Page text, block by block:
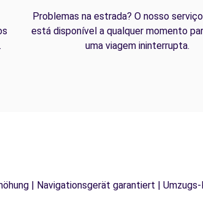
Problemas na estrada? O nosso
está disponível a qualquer momento
uma viagem ininterrupta.
| Navigationsgerät garantiert |